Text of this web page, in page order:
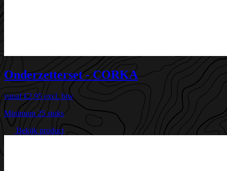
Onderzetterset - CORKA
vanaf€2,95 excl. btw
Minimum 25 stuks
Bekijk product